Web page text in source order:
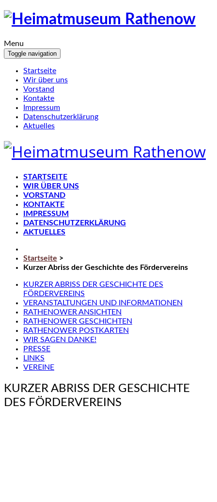
Menu
Toggle navigation
Startseite
Wir über uns
Vorstand
Kontakte
Impressum
Datenschutzerklärung
Aktuelles
STARTSEITE
WIR ÜBER UNS
VORSTAND
KONTAKTE
IMPRESSUM
DATENSCHUTZERKLÄRUNG
AKTUELLES
Startseite >
Kurzer Abriss der Geschichte des Fördervereins
KURZER ABRISS DER GESCHICHTE DES
FÖRDERVEREINS
VERANSTALTUNGEN UND INFORMATIONEN
RATHENOWER ANSICHTEN
RATHENOWER GESCHICHTEN
RATHENOWER POSTKARTEN
WIR SAGEN DANKE!
PRESSE
LINKS
VEREINE
KURZER ABRISS DER GESCHICHTE
DES FÖRDERVEREINS